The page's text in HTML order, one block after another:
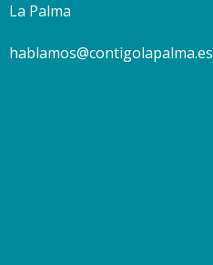
La Palma
hablamos@contigolapalma.es